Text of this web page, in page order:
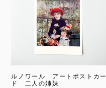
ルノワール アートポストカー
ド 二人の姉妹